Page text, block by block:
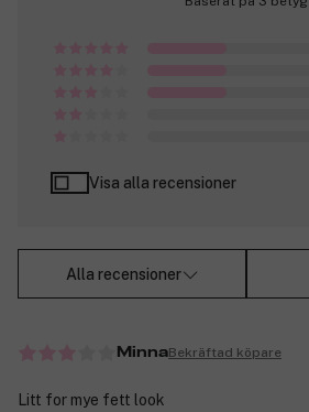
Visa alla recensioner
Alla recensioner
MinnaBekräftad köpare
Litt for mye fett look